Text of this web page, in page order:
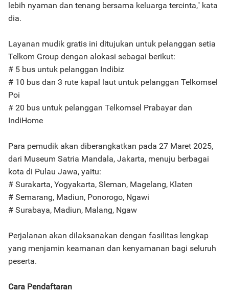
lebih nyaman dan tenang bersama keluarga tercinta," kata
dia.
Layanan mudik gratis ini ditujukan untuk pelanggan setia
Telkom Group dengan alokasi sebagai berikut:
# 5 bus untuk pelanggan Indibiz
# 10 bus dan 3 rute kapal laut untuk pelanggan Telkomsel
Poi
# 20 bus untuk pelanggan Telkomsel Prabayar dan
IndiHome
Para pemudik akan diberangkatkan pada 27 Maret 2025,
dari Museum Satria Mandala, Jakarta, menuju berbagai
kota di Pulau Jawa, yaitu:
# Surakarta, Yogyakarta, Sleman, Magelang, Klaten
# Semarang, Madiun, Ponorogo, Ngawi
# Surabaya, Madiun, Malang, Ngaw
Perjalanan akan dilaksanakan dengan fasilitas lengkap
yang menjamin keamanan dan kenyamanan bagi seluruh
peserta.
Cara Pendaftaran